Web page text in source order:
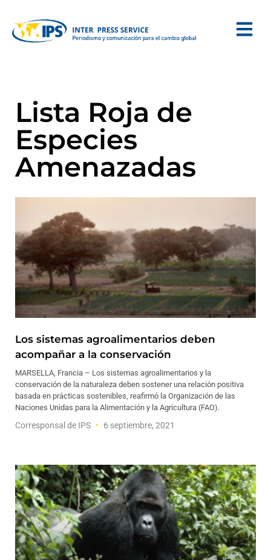
Lista Roja de
Especies
Amenazadas
Los sistemas agroalimentarios deben
acompañar a la conservación
MARSELLA, Francia – Los sistemas agroalimentarios y la
conservación de la naturaleza deben sostener una relación positiva
basada en prácticas sostenibles, reafirmó la Organización de las
Naciones Unidas para la Alimentación y la Agricultura (FAO).
Corresponsal de IPS 6 septiembre, 2021